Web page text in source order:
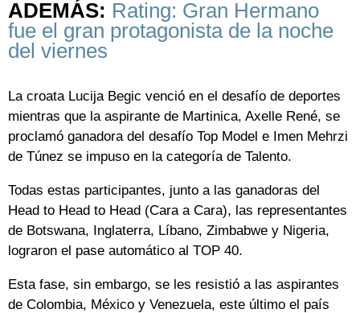
ADEMÁS: Rating: Gran Hermano
fue el gran protagonista de la noche
del viernes
La croata Lucija Begic venció en el desafío de deportes
mientras que la aspirante de Martinica, Axelle René, se
proclamó ganadora del desafío Top Model e Imen Mehrzi
de Túnez se impuso en la categoría de Talento.
Todas estas participantes, junto a las ganadoras del
Head to Head to Head (Cara a Cara), las representantes
de Botswana, Inglaterra, Líbano, Zimbabwe y Nigeria,
lograron el pase automático al TOP 40.
Esta fase, sin embargo, se les resistió a las aspirantes
de Colombia, México y Venezuela, este último el país